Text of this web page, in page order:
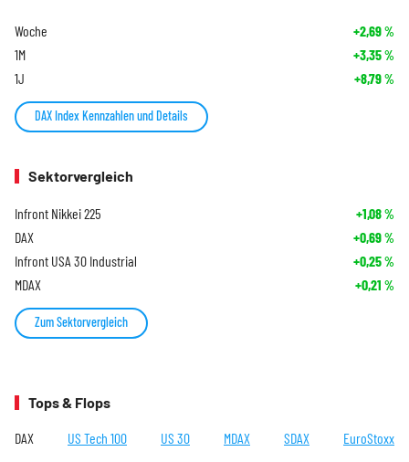
Woche +2,69%
1M +3,35%
1J +8,79%
DAX Index Kennzahlen und Details
Sektorvergleich
Infront Nikkei 225 +1,08%
DAX +0,69%
Infront USA 30 Industrial +0,25%
MDAX +0,21 %
Zum Sektorvergleich
Tops & Flops
DAX US Tech 100 US 30 MDAX SDAX EuroStoxx